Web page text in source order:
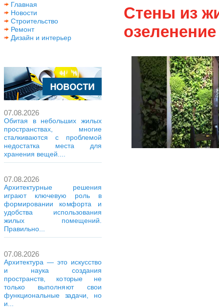
Главная
Новости
Строительство
Ремонт
Дизайн и интерьер
07.08.2026
Обитая в небольших жилых
пространствах, многие
сталкиваются с проблемой
недостатка места для
хранения вещей....
07.08.2026
Архитектурные решения
играют ключевую роль в
формировании комфорта и
удобства использования
жилых помещений.
Правильно...
07.08.2026
Архитектура — это искусство
и наука создания
пространств, которые не
только выполняют свои
функциональные задачи, но
и...
Стены из